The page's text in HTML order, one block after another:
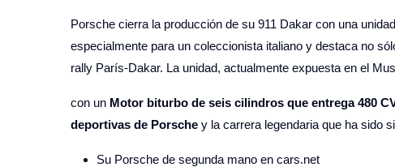
Porsche cierra la producción de su 911 Dakar con una
especialmente para un coleccionista italiano y destaca no
rally París-Dakar. La unidad, actualmente expuesta en el
con un Motor biturbo de seis cilindros que entrega 480
deportivas de Porsche y la carrera legendaria que ha sido
Su Porsche de segunda mano en cars.net